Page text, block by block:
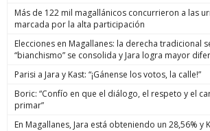
Más de 122 mil magallánicos concurrieron a las
marcada por la alta participación
Elecciones en Magallanes: la derecha tradicional
“bianchismo” se consolida y Jara logra mayor
Parisi a Jara y Kast: “¡Gánense los votos, la calle!”
Boric: “Confío en que el diálogo, el respeto y el
primar”
En Magallanes, Jara está obteniendo un 28,56% y